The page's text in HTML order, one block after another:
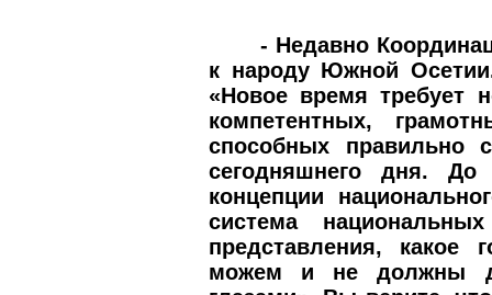
- Недавно
к народу Южной
«Новое время требует
компетентных,
способных правильно
сегодняшнего дня.
концепции
система
представления,
можем и не должны